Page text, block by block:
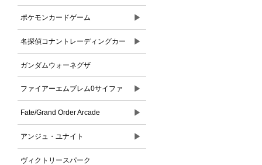
ポケモンカードゲーム ▶
名探偵コナントレーディングカー
ドゲーム
▶
ガンダムウォーネグザ
ファイアーエムブレム0サイファ ▶
Fate/Grand Order Arcade ▶
アンジュ・ユナイト ▶
ヴィクトリースパーク